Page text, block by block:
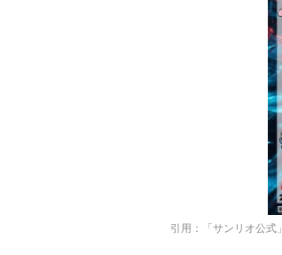
引用：「サンリオ公式」